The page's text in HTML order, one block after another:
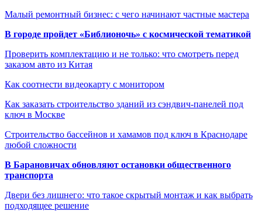
Малый ремонтный бизнес: с чего начинают частные мастера
В городе пройдет «Библионочь» с космической тематикой
Проверить комплектацию и не только: что смотреть перед
заказом авто из Китая
Как соотнести видеокарту с монитором
Как заказать строительство зданий из сэндвич-панелей под
ключ в Москве
Строительство бассейнов и хамамов под ключ в Краснодаре
любой сложности
В Барановичах обновляют остановки общественного
транспорта
Двери без лишнего: что такое скрытый монтаж и как выбрать
подходящее решение